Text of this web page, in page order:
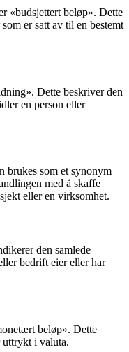
«budsjettert beløp». Dette
er satt av til en bestemt
Dette beskriver den
en person eller
brukes som et synonym
med å skaffe
eller en virksomhet.
den samlede
bedrift eier eller har
beløp». Dette
uttrykt i valuta.